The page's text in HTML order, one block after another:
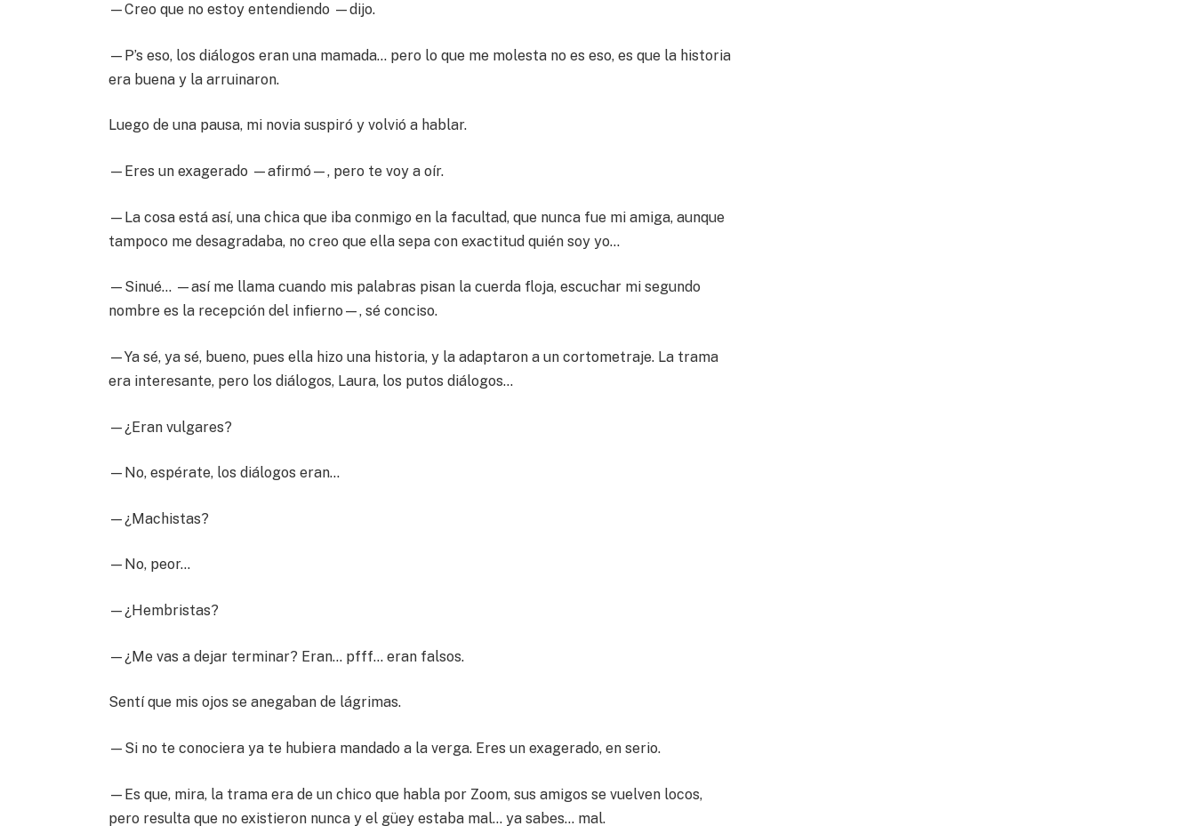
—Creo que no estoy entendiendo —dijo.
—P’s eso, los diálogos eran una mamada… pero lo que me molesta no es eso, es que la historia
era buena y la arruinaron.
Luego de una pausa, mi novia suspiró y volvió a hablar.
—Eres un exagerado —afirmó—, pero te voy a oír.
—La cosa está así, una chica que iba conmigo en la facultad, que nunca fue mi amiga, aunque
tampoco me desagradaba, no creo que ella sepa con exactitud quién soy yo…
—Sinué… —así me llama cuando mis palabras pisan la cuerda floja, escuchar mi segundo
nombre es la recepción del infierno—, sé conciso.
—Ya sé, ya sé, bueno, pues ella hizo una historia, y la adaptaron a un cortometraje. La trama
era interesante, pero los diálogos, Laura, los putos diálogos…
—¿Eran vulgares?
—No, espérate, los diálogos eran…
—¿Machistas?
—No, peor…
—¿Hembristas?
—¿Me vas a dejar terminar? Eran… pfff… eran falsos.
Sentí que mis ojos se anegaban de lágrimas.
—Si no te conociera ya te hubiera mandado a la verga. Eres un exagerado, en serio.
—Es que, mira, la trama era de un chico que habla por Zoom, sus amigos se vuelven locos,
pero resulta que no existieron nunca y el güey estaba mal… ya sabes… mal.